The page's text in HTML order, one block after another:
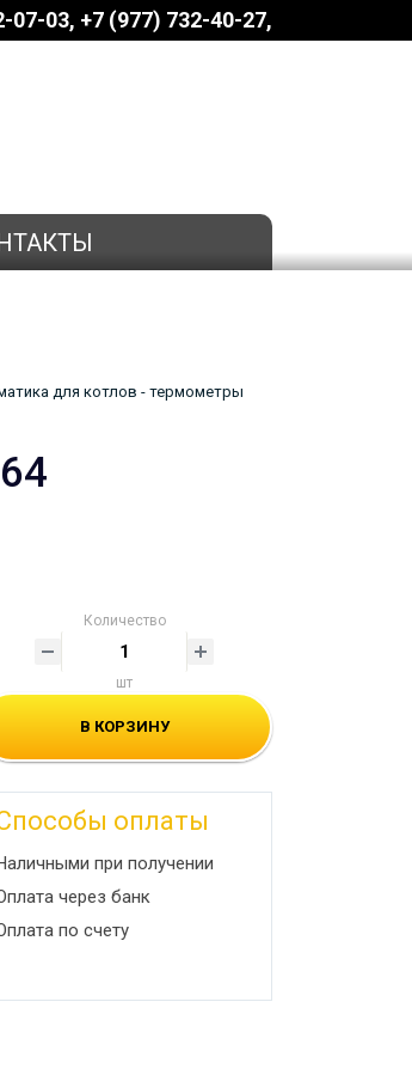
07-03 ‎‎+7 (977) 732-40-27
для котлов - термометры
Количество
шт
В КОРЗИНУ
оплаты
при получении
через банк
по счету